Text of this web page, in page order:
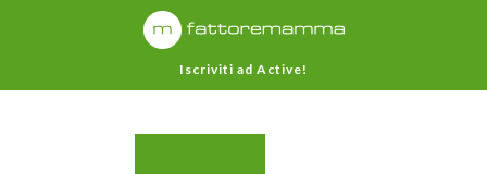
Iscriviti ad Active!